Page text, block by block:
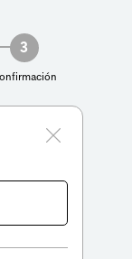
3